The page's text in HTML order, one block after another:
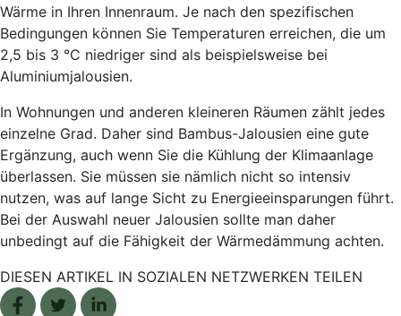
Wärme in Ihren Innenraum. Je nach den spezifischen
Bedingungen können Sie Temperaturen erreichen, die um
2,5 bis 3 °C niedriger sind als beispielsweise bei
Aluminiumjalousien.
In Wohnungen und anderen kleineren Räumen zählt jedes
einzelne Grad. Daher sind Bambus-Jalousien eine gute
Ergänzung, auch wenn Sie die Kühlung der Klimaanlage
überlassen. Sie müssen sie nämlich nicht so intensiv
nutzen, was auf lange Sicht zu Energieeinsparungen führt.
Bei der Auswahl neuer Jalousien sollte man daher
unbedingt auf die Fähigkeit der Wärmedämmung achten.
DIESEN ARTIKEL IN SOZIALEN NETZWERKEN TEILEN
Facebook share
Tweet Linkedin share